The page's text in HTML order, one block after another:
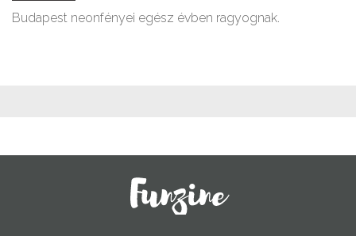
Budapest neonfényei egész évben ragyognak.